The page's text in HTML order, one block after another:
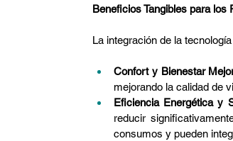
Beneficios Tangibles para los
La integración de la
Confort y Bienestar
mejorando la calidad de
Eficiencia Energética y
reducir
consumos y pueden